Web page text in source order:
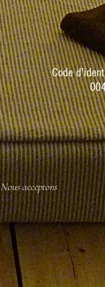
Code
Nous acceptons